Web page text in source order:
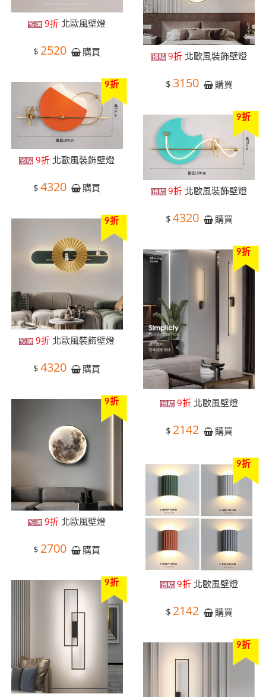
9折 北歐風壁燈
$ 2520 購買 9折北歐風裝飾壁燈
$ 3150 購買
9折
9折 北歐風裝飾壁燈
$ 4320 購買
9折
9折北歐風裝飾壁燈
$ 4320 購買
9折
9折 北歐風裝飾壁燈
$ 4320 購買
9折
9折北歐風壁燈
$ 2142 購買
9折
9折 北歐風壁燈
$ 2700 購買
9折
9折北歐風壁燈
$ 2142 購買
9折
9折